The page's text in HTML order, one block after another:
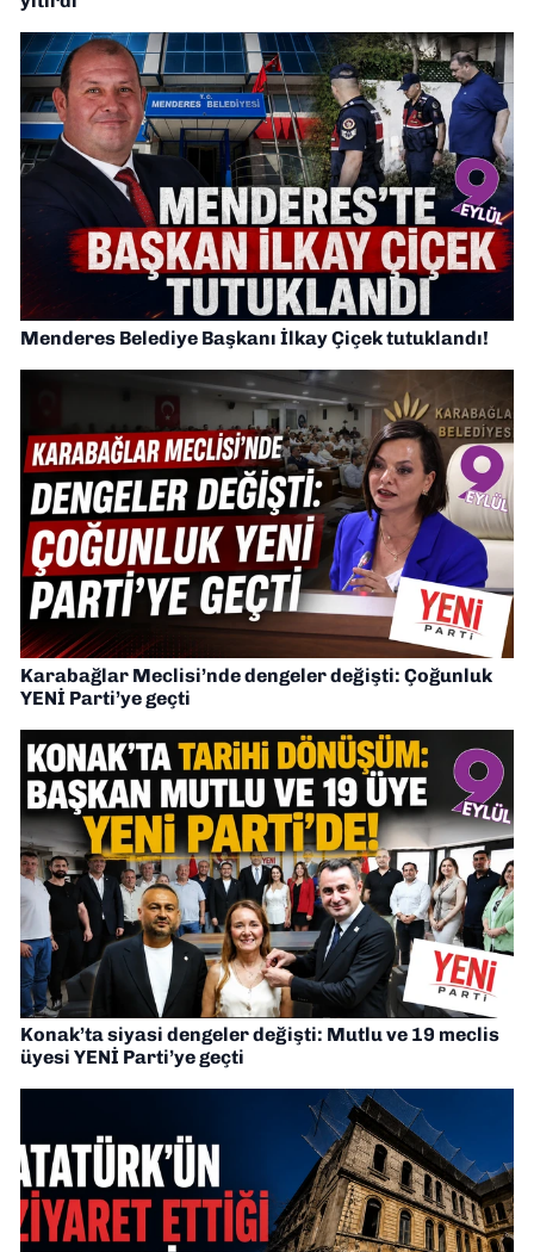
Menderes Belediye Başkanı İlkay Çiçek tutuklandı!
Karabağlar Meclisi’nde dengeler değişti: Çoğunluk
YENİ Parti’ye geçti
Konak’ta siyasi dengeler değişti: Mutlu ve 19 meclis
üyesi YENİ Parti’ye geçti